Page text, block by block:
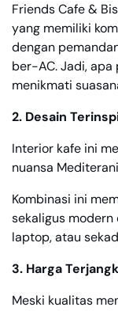
Friends Cafe &
yang memiliki
dengan
ber-AC. Jadi,
menikmati
2. Desain
Interior kafe ini
nuansa
Kombinasi ini
sekaligus
laptop, atau
3. Harga
Meski kualitas